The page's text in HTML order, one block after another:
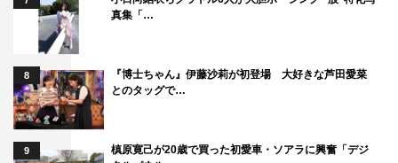
る……。
＜WEB＞
公式サイト：http://natsu-itarukoro.jp/
©2020「夏、至るころ」製作委員会
真集「…
8
『博士ちゃん』伊藤沙莉が初登場 大好きな芦田愛菜
とのタッグで…
9
槙原寛己が20歳で買った初愛車・ソアラに興奮「デジ